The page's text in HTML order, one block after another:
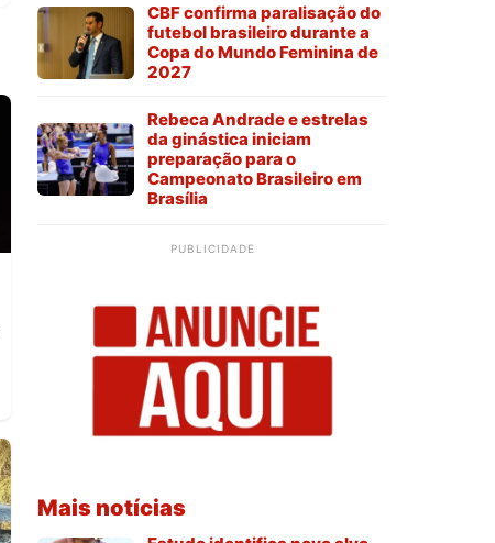
CBF confirma paralisação do
futebol brasileiro durante a
Copa do Mundo Feminina de
2027
Rebeca Andrade e estrelas
da ginástica iniciam
preparação para o
Campeonato Brasileiro em
Brasília
PUBLICIDADE
Mais notícias